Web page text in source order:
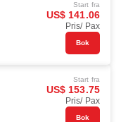
Start fra
US$ 141.06
Pris/ Pax
Bok
Start fra
US$ 153.75
Pris/ Pax
Bok